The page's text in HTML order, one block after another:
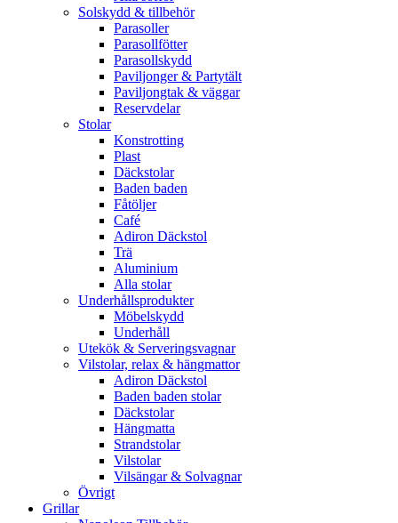
Solskydd & tillbehör
Parasoller
Parasollfötter
Parasollskydd
Paviljonger & Partytält
Paviljongtak & väggar
Reservdelar
Stolar
Konstrotting
Plast
Däckstolar
Baden baden
Fåtöljer
Café
Adiron Däckstol
Trä
Aluminium
Alla stolar
Underhållsprodukter
Möbelskydd
Underhåll
Utekök & Serveringsvagnar
Vilstolar, relax & hängmattor
Adiron Däckstol
Baden baden stolar
Däckstolar
Hängmatta
Strandstolar
Vilstolar
Vilsängar & Solvagnar
Övrigt
Grillar